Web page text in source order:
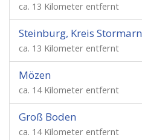
ca. 13 Kilometer entfernt
Steinburg, Kreis Stormarn
ca. 13 Kilometer entfernt
Mözen
ca. 14 Kilometer entfernt
Groß Boden
ca. 14 Kilometer entfernt